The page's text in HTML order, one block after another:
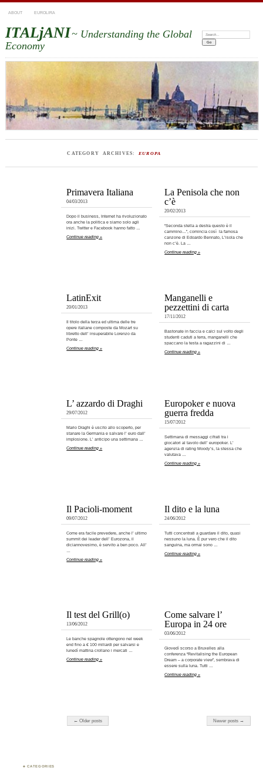
ABOUT EUROLIRA
ITALjANI~ Understanding the Global
Economy
Search:
CATEGORY ARCHIVES: EUROPA
Primavera Italiana
04/03/2013
Dopo il business, Internet ha rivoluzionato
ora anche la politica e siamo solo agli
inizi. Twitter e Facebook hanno fatto …
Continue reading »
La Penisola che non
c’è
20/02/2013
“Seconda stella a destra questo è il
cammino…”, comincia così la famosa
canzone di Edoardo Bennato, L’isola che
non c’è. La …
Continue reading »
LatinExit
20/01/2013
Il titolo della terza ed ultima delle tre
opere italiane composte da Mozart su
libretto dell’ insuperabile Lorenzo da
Ponte …
Continue reading »
Manganelli e
pezzettini di carta
17/11/2012
Bastonate in faccia e calci sul volto degli
studenti caduti a terra, manganelli che
spaccano la testa a ragazzini di …
Continue reading »
L’ azzardo di Draghi
29/07/2012
Mario Draghi è uscito allo scoperto, per
stanare la Germania e salvare l’ euro dall’
implosione. L’ anticipo una settimana …
Continue reading »
Europoker e nuova
guerra fredda
15/07/2012
Settimana di messaggi cifrati tra i
giocatori al tavolo dell’ europoker. L’
agenzia di rating Moody’s, la stessa che
valutava …
Continue reading »
Il Pacioli-moment
09/07/2012
Come era facile prevedere, anche l’ ultimo
summit dei leader dell’ Eurozona, il
diciannovesimo, è servito a ben poco. All’
…
Continue reading »
Il dito e la luna
24/06/2012
Tutti concentrati a guardare il dito, quasi
nessuno la luna. È pur vero che il dito
sanguina, ma ormai sono …
Continue reading »
Il test del Grill(o)
13/06/2012
Le banche spagnole ottengono nel week
end fino a € 100 miliardi per salvarsi e
lunedì mattina crollano i mercati …
Continue reading »
Come salvare l’
Europa in 24 ore
03/06/2012
Giovedì scorso a Bruxelles alla
conferenza “Revitalising the European
Dream – a corporate view”, sembrava di
essere sulla luna. Tutti …
Continue reading »
← Older posts Newer posts →
♣ CATEGORIES